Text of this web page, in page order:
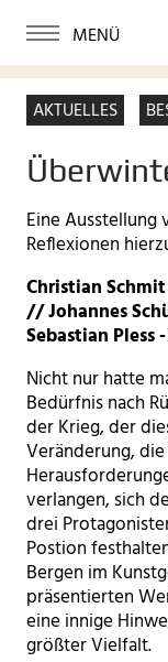
AKTUELLES
Eine
Reflexionen
Christian
// Johannes
Sebastian Pless
Nicht nur hatte
Bedürfnis nach
der Krieg, der
Veränderung,
verlangen, sich
drei
Postion
Bergen im
präsentierten
eine innige
größter Vielfalt.